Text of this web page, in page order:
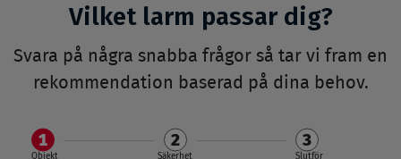
Vilket larm passar dig?
Svara på några snabba frågor så tar vi fram en
rekommendation baserad på dina behov.